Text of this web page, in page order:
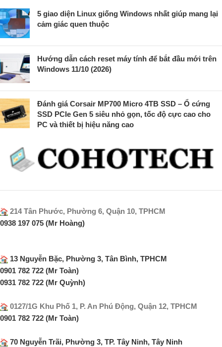
5 giao diện Linux giống Windows nhất giúp mang lại
cảm giác quen thuộc
Hướng dẫn cách reset máy tính để bắt đầu mới trên
Windows 11/10 (2026)
Đánh giá Corsair MP700 Micro 4TB SSD – Ổ cứng
SSD PCIe Gen 5 siêu nhỏ gọn, tốc độ cực cao cho
PC và thiết bị hiệu năng cao
214 Tân Phước, Phường 6, Quận 10, TPHCM
0938 197 075 (Mr Hoàng)
13 Nguyễn Bặc, Phường 3, Tân Bình, TPHCM
0901 782 722 (Mr Toàn)
0931 782 722 (Mr Quỳnh)
0127/1G Khu Phố 1, P. An Phú Động, Quận 12, TPHCM
0901 782 722 (Mr Toàn)
70 Nguyễn Trãi, Phường 3, TP. Tây Ninh, Tây Ninh